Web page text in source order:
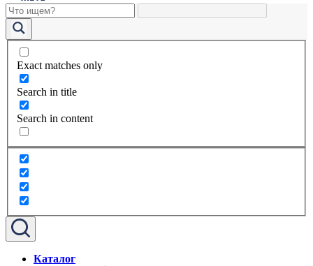
Exact matches only
Search in title
Search in content
Каталог